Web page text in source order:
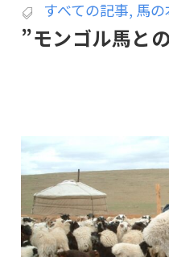
すべての記事, 馬
”モンゴル馬と